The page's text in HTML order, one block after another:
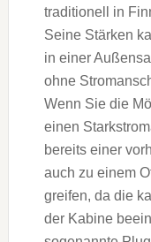
traditionell in
Seine Stärken
in einer
ohne
Wenn Sie die
einen
bereits einer
auch zu einem
greifen, da die
der Kabine